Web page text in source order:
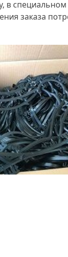
в
заказа